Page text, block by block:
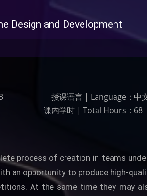
Design and Development
授课语言 | Language： 中
课内学时 | Total Hours： 68
process of creation in teams
an opportunity to produce high-
At the same time they may